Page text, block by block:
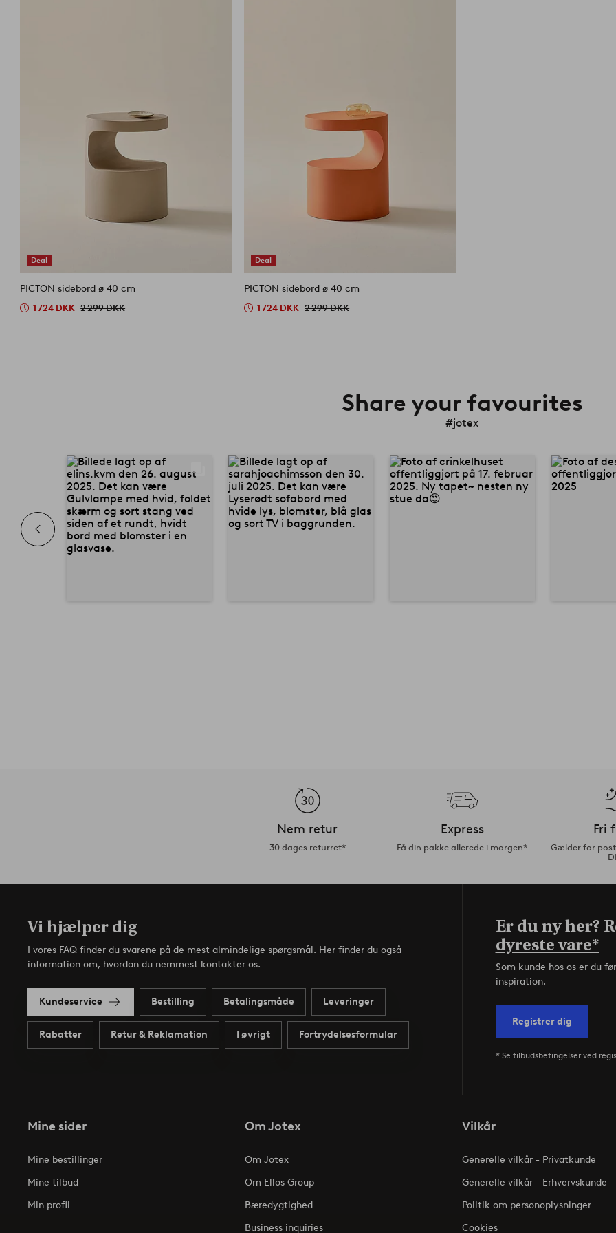
Deal
PICTON sidebord ø 40 cm
1 724 DKK 2 299 DKK
Deal
PICTON sidebord ø 40 cm
1 724 DKK 2 299 DKK
Share your favourites
#jotex
Nem retur
30 dages returret*
Express
Få din pakke allerede i morgen*
Fri
Gælder for
Vi hjælper dig
I vores FAQ finder du svarene på de mest almindelige spørgsmål. Her finder du også
information om, hvordan du nemmest kontakter os.
Kundeservice Bestilling Betalingsmåde Leveringer
Rabatter Retur & Reklamation I øvrigt Fortrydelsesformular
Er du ny her?
dyreste vare*
Som kunde hos os er du
inspiration.
Registrer dig
* Se tilbudsbetingelser ved
Mine sider
Mine bestillinger
Mine tilbud
Min profil
Om Jotex
Om Jotex
Om Ellos Group
Bæredygtighed
Business inquiries
Vilkår
Generelle vilkår - Privatkunde
Generelle vilkår - Erhvervskunde
Politik om personoplysninger
Cookies